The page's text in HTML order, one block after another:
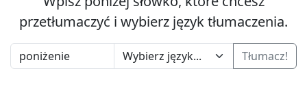
przetłumaczyć i wybierz język tłumaczenia.
Tłumacz!